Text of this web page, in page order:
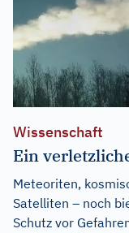
Wissenschaft
Ein
Meteoriten,
Satelliten – noch
Schutz vor